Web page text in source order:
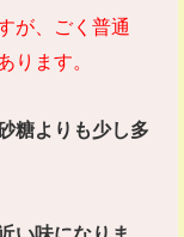
が、ごく普通
ります。
糖よりも少し多